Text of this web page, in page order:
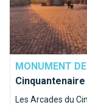
MONUMENT
Cinquantenaire
Les Arcades du